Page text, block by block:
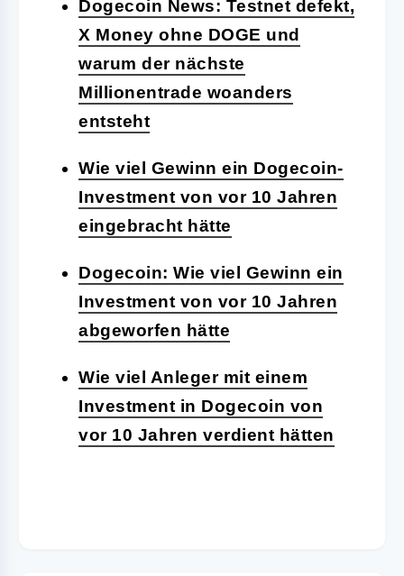
Dogecoin News: Testnet defekt,
X Money ohne DOGE und
warum der nächste
Millionentrade woanders
entsteht
Wie viel Gewinn ein Dogecoin-
Investment von vor 10 Jahren
eingebracht hätte
Dogecoin: Wie viel Gewinn ein
Investment von vor 10 Jahren
abgeworfen hätte
Wie viel Anleger mit einem
Investment in Dogecoin von
vor 10 Jahren verdient hätten